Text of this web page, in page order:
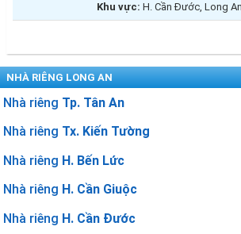
Khu vực: H. Cần Đước, Long An
NHÀ RIÊNG LONG AN
Nhà riêng Tp. Tân An
Nhà riêng Tx. Kiến Tường
Nhà riêng H. Bến Lức
Nhà riêng H. Cần Giuộc
Nhà riêng H. Cần Đước